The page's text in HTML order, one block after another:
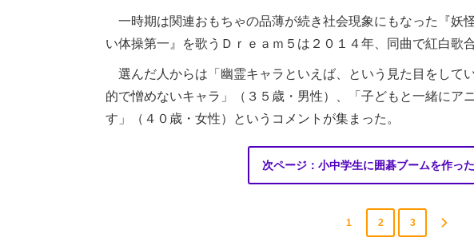
一時期は関連おもちゃの品薄が続き社会現象にもなった『妖
い体操第一』を歌うＤｒｅａｍ５は２０１４年、同曲で紅白歌
選んだ人からは「幽霊キャラといえば、という見た目をして
的で憎めないキャラ」（３５歳・男性）、「子どもと一緒にア
す」（４０歳・女性）というコメントが集まった。
次ページ：小中学生に囲碁ブームを作っ
1 2 3